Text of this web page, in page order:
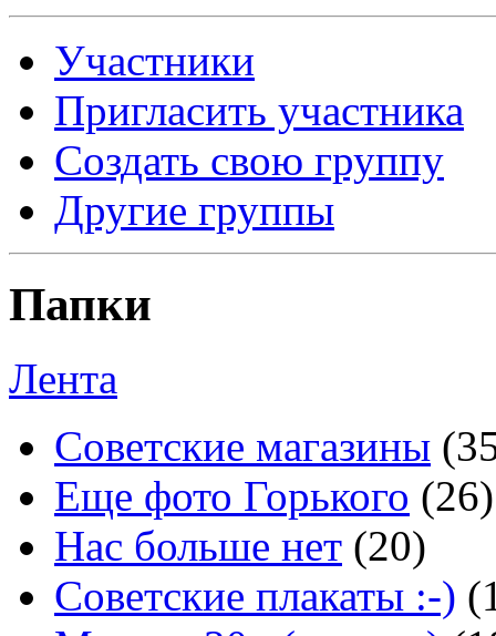
Участники
Пригласить участника
Создать свою группу
Другие группы
Папки
Лента
Советские магазины
Еще фото Горького (26)
Нас больше нет (20)
Советские плакаты :-)